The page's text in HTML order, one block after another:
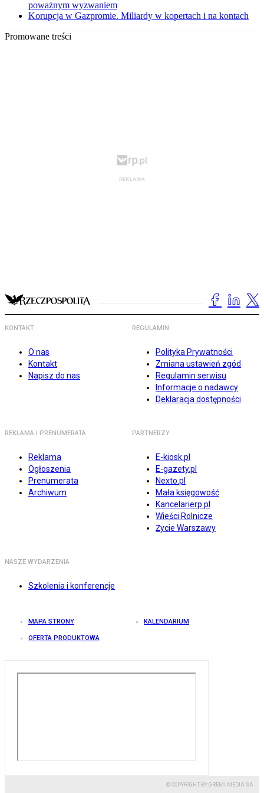
poważnym wyzwaniem
Korupcja w Gazpromie. Miliardy w kopertach i na kontach
Promowane treści
KONTAKT
O nas
Kontakt
Napisz do nas
REGULAMIN
Polityka Prywatności
Zmiana ustawień zgód
Regulamin serwisu
Informacje o nadawcy
Deklaracja dostępności
REKLAMA I PRENUMERATA
Reklama
Ogłoszenia
Prenumerata
Archiwum
PARTNERZY
E-kiosk.pl
E-gazety.pl
Nexto.pl
Mała księgowość
Kancelarierp.pl
Wieści Rolnicze
Życie Warszawy
NASZE WYDARZENIA
Szkolenia i konferencje
MAPA STRONY KALENDARIUM
OFERTA PRODUKTOWA
© COPYRIGHT BY GREMI MEDIA SA